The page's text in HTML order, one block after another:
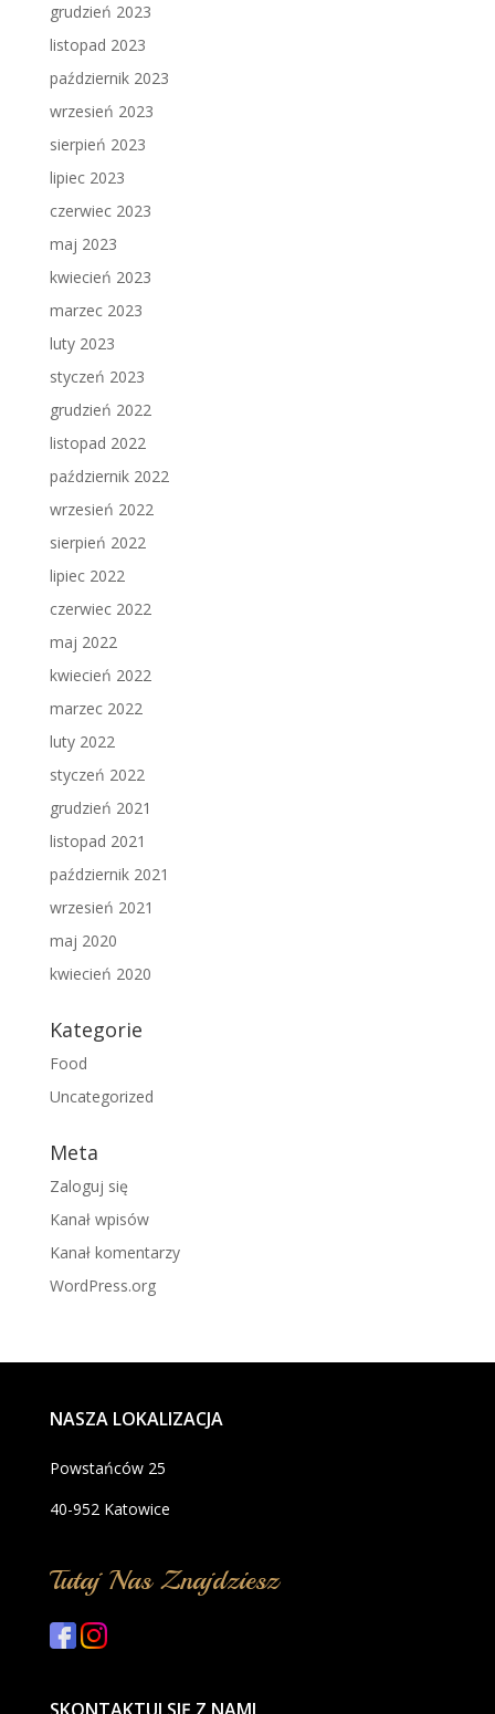
grudzień 2023
listopad 2023
październik 2023
wrzesień 2023
sierpień 2023
lipiec 2023
czerwiec 2023
maj 2023
kwiecień 2023
marzec 2023
luty 2023
styczeń 2023
grudzień 2022
listopad 2022
październik 2022
wrzesień 2022
sierpień 2022
lipiec 2022
czerwiec 2022
maj 2022
kwiecień 2022
marzec 2022
luty 2022
styczeń 2022
grudzień 2021
listopad 2021
październik 2021
wrzesień 2021
maj 2020
kwiecień 2020
Kategorie
Food
Uncategorized
Meta
Zaloguj się
Kanał wpisów
Kanał komentarzy
WordPress.org
NASZA LOKALIZACJA
Powstańców 25
40-952 Katowice
Tutaj Nas Znajdziesz